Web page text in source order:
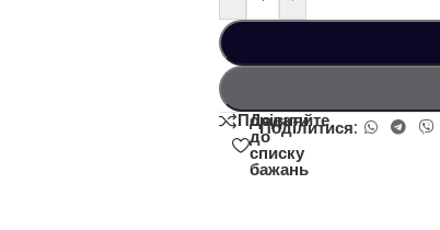
Порівняйте
Додати
до
списку
бажань
Поділитися: